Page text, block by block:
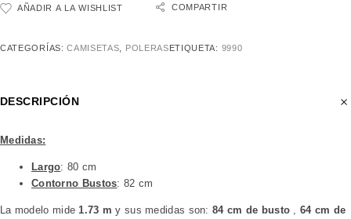
AÑADIR A LA WISHLIST COMPARTIR
CATEGORÍAS:CAMISETAS POLERASETIQUETA: 9990
DESCRIPCIÓN
Medidas:
Largo: 80 cm
Contorno Bustos: 82 cm
La modelo mide 1.73 m y sus medidas son:84 cm de busto ,64 cm de